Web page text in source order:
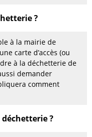
?
à la mairie de
carte d’accès (ou
à la déchetterie de
demander
comment
?